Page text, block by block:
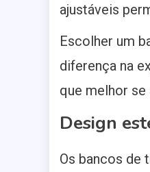
ajustáveis
Escolher um
diferença na
que melhor
Design
Os bancos de